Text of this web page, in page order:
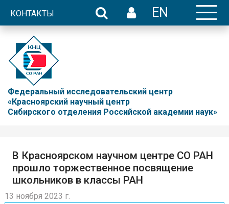
КОНТАКТЫ EN
Федеральный исследовательский центр
«Красноярский научный центр
Сибирского отделения Российской академии наук»
В Красноярском научном центре СО РАН
прошло торжественное посвящение
школьников в классы РАН
13 ноября 2023 г.